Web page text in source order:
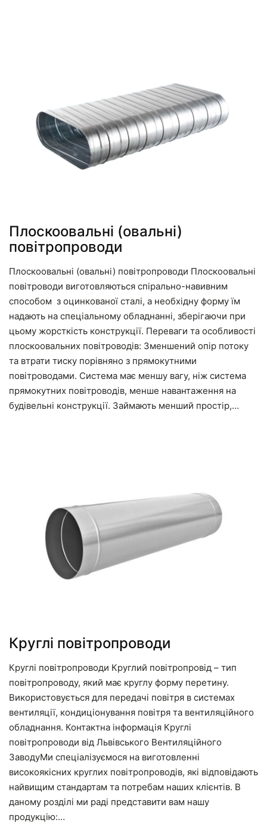
Плоскоовальні (овальні)
повітропроводи
Плоскоовальні (овальні) повітропроводи Плоскоовальні
повітроводи виготовляються спірально-навивним
способом з оцинкованої сталі, а необхідну форму їм
надають на спеціальному обладнанні, зберігаючи при
цьому жорсткість конструкції. Переваги та особливості
плоскоовальних повітроводів: Зменшений опір потоку
та втрати тиску порівняно з прямокутними
повітроводами. Система має меншу вагу, ніж система
прямокутних повітроводів, менше навантаження на
будівельні конструкції. Займають менший простір,…
Круглі повітропроводи
Круглі повітропроводи Круглий повітропровід – тип
повітропроводу, який має круглу форму перетину.
Використовується для передачі повітря в системах
вентиляції, кондиціонування повітря та вентиляційного
обладнання. Контактна інформація Круглі
повітропроводи від Львівського Вентиляційного
ЗаводуМи спеціалізуємося на виготовленні
високоякісних круглих повітропроводів, які відповідають
найвищим стандартам та потребам наших клієнтів. В
даному розділі ми раді представити вам нашу
продукцію:…